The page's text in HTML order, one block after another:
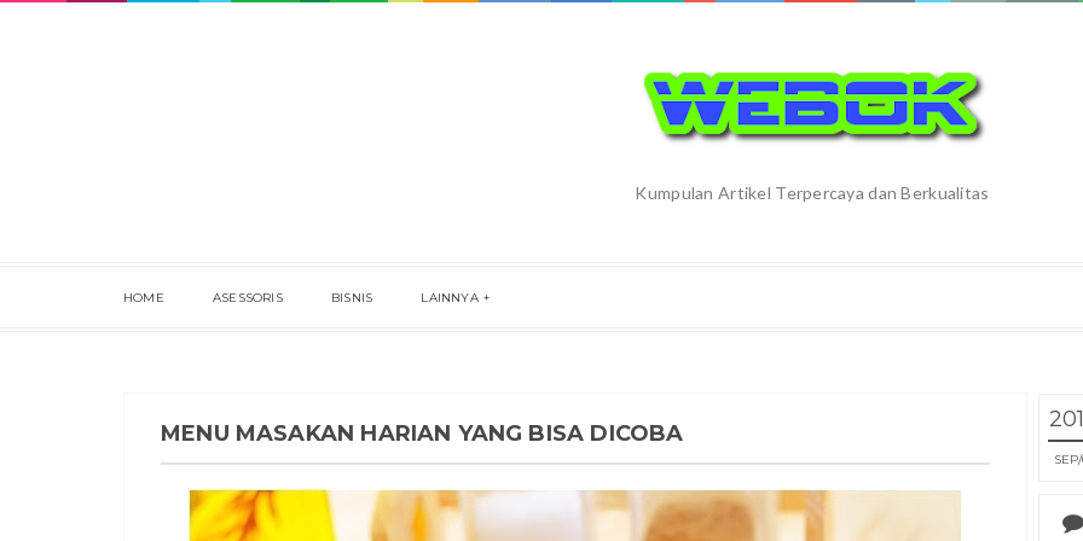
Kumpulan Artikel Terpercaya dan Berkualitas
HOME ASESSORIS BISNIS LAINNYA
SEP
MENU MASAKAN HARIAN YANG BISA DICOBA